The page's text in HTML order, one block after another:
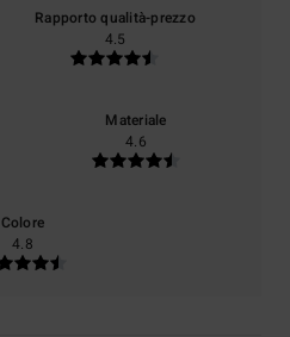
Rapporto qualità-prezzo
4.5
Materiale
4.6
Colore
4.8